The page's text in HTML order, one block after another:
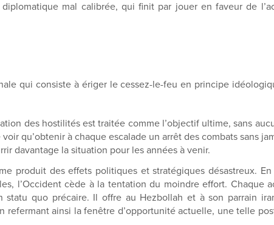
mal calibrée, qui finit par jouer en faveur de
qui consiste à ériger le cessez-le-feu en principe
des hostilités est traitée comme l’objectif ultime, sans
qu’obtenir à chaque escalade un arrêt des combats sans
davantage la situation pour les années à venir.
produit des effets politiques et stratégiques désastreux.
l’Occident cède à la tentation du moindre effort. Chaque
quo précaire. Il offre au Hezbollah et à son parrain
ainsi la fenêtre d’opportunité actuelle, une telle